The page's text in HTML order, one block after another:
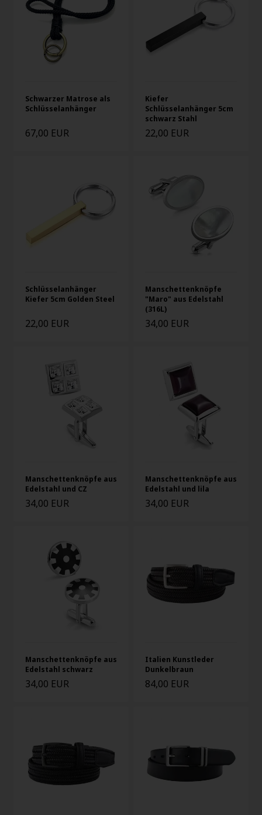
Schwarzer Matrose als
Schlüsselanhänger
67,00 EUR
Kiefer
Schlüsselanhänger 5cm
schwarz Stahl
22,00 EUR
Schlüsselanhänger
Kiefer 5cm Golden Steel
22,00 EUR
Manschettenknöpfe
"Maro" aus Edelstahl
(316L)
34,00 EUR
Manschettenknöpfe aus
Edelstahl und CZ
34,00 EUR
Manschettenknöpfe aus
Edelstahl und lila
34,00 EUR
Manschettenknöpfe aus
Edelstahl schwarz
34,00 EUR
Italien Kunstleder
Dunkelbraun
84,00 EUR